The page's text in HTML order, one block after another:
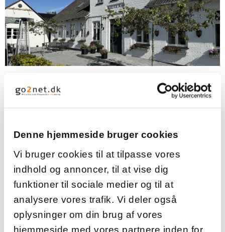
Denne hjemmeside bruger cookies
Vi bruger cookies til at tilpasse vores
indhold og annoncer, til at vise dig
funktioner til sociale medier og til at
analysere vores trafik. Vi deler også
oplysninger om din brug af vores
Lad os skræddersy din fest på Rold Gl. Kro